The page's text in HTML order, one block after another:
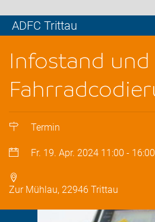
ADFC Trittau
Infostand und
Termin
Fr. 19. Apr. 2024 11:00 - 16:00
Zur Mühlau, 22946 Trittau